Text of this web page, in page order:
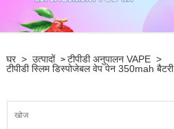
घर > उत्पादों > टीपीडी अनुपालन VAPE >
टीपीडी स्लिम डिस्पोजेबल वेप पेन 350mah बैटरी